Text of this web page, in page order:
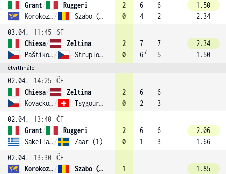
Grant/
Ruggeri
Korokozidi / Szabo (3)
2
0
6
4
6
2
1.50
2.34
03.04.
11:45
SF
Chiesa/
Zeltina
Paštiková / Struplova
2
0
7
67
7
5
2.34
1.50
čtvrtfinále
02.04. 14:25 ČF
Chiesa/
Zeltina
Kovackova / Tsygourova (4)
2
0
6
2
6
3
02.04.
13:40 ČF
Grant/
Ruggeri
Sakellaridi / Zaar (1)
2
0
6
1
6
3
2.06
1.66
02.04.
13:30 ČF
Korokozidi /
Szabo (3)
1
1.85